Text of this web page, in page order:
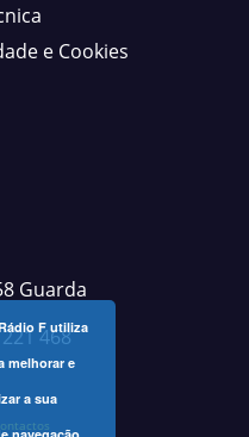
e Cookies
Guarda
468
F utiliza
melhorar e
a sua